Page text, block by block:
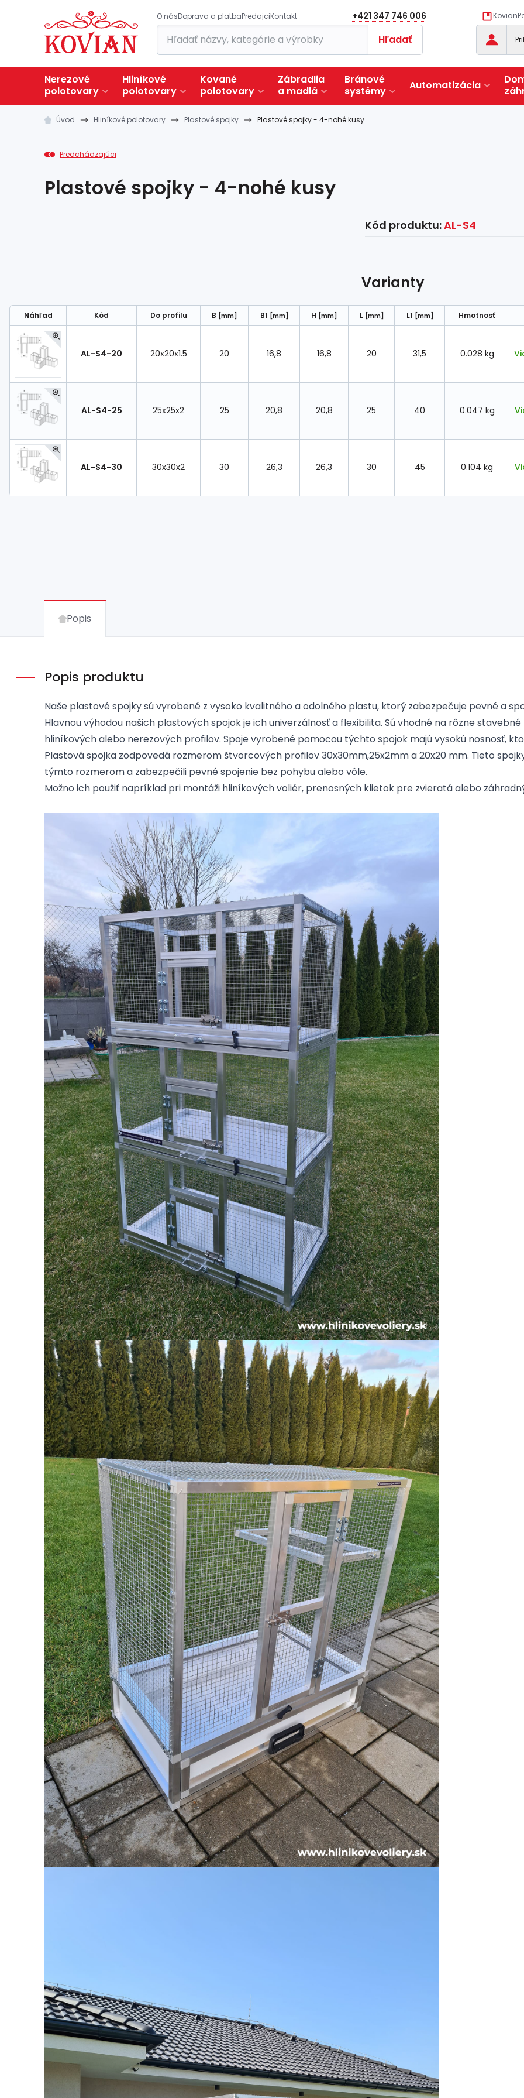
O násDoprava a platbaPredajciKontakt +421 347 746 006
Hľadať
Nerezové
polotovary
Hliníkové
polotovary
Kované
polotovary
Zábradlia
a madlá
Bránové
systémy
Automatizácia
Úvod Hliníkové polotovary Plastové spojky Plastové spojky - 4-nohé kusy
Predchádzajúci
Plastové spojky - 4-nohé kusy
Kód produktu:AL-S4
Varianty
Náhľad Kód Do profilu B [mm] B1 [mm] H [mm] L [mm] L1 [mm] Hmotnosť
AL-S4-20 20x20x1.5 20 16,8 16,8 20 31,5 0.028 kg
AL-S4-25 25x25x2 25 20,8 20,8 25 40 0.047 kg
AL-S4-30 30x30x2 30 26,3 26,3 30 45 0.104 kg
Popis
Popis produktu
Naše plastové spojky sú vyrobené z vysoko kvalitného a odolného plastu, ktorý zabezpečuje pevné a
Hlavnou výhodou našich plastových spojok je ich univerzálnosť a flexibilita. Sú vhodné na rôzne
hliníkových alebo nerezových profilov. Spoje vyrobené pomocou týchto spojok majú vysokú nosnosť,
Plastová spojka zodpovedá rozmerom štvorcových profilov 30x30mm,25x2mm a 20x20 mm. Tieto
týmto rozmerom a zabezpečili pevné spojenie bez pohybu alebo vôle.
Možno ich použiť napríklad pri montáži hliníkových voliér, prenosných klietok pre zvieratá alebo